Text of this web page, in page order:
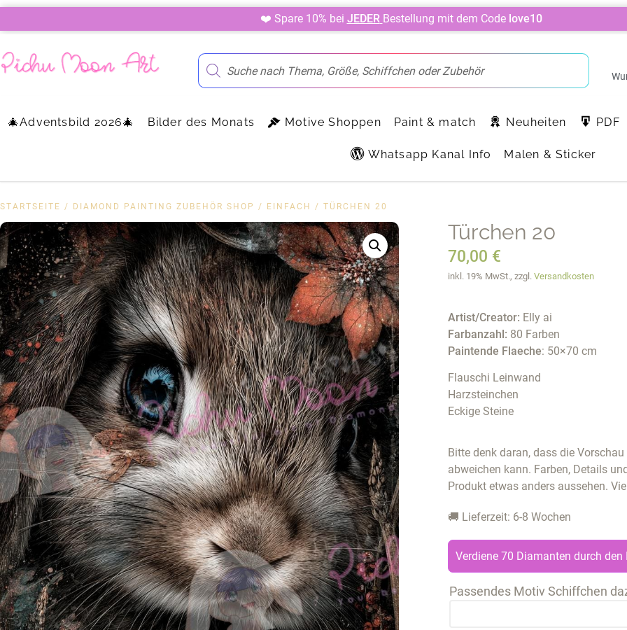
❤️ Spare 10% bei JEDER Bestellung mit dem Code love10
🎄Adventsbild 2026🎄 Bilder des Monats Motive Shoppen Paint & match Neuheiten PDF
Whatsapp Kanal Info Malen & Sticker
STARTSEITE / DIAMOND PAINTING ZUBEHÖR SHOP / EINFACH / TÜRCHEN 20
Türchen 20
70,00 €
inkl. 19% MwSt., zzgl. Versandkosten
Artist/Creator: Elly ai
Farbanzahl: 80 Farben
Paintende Flaeche: 50×70 cm
Flauschi Leinwand
Harzsteinchen
Eckige Steine
Bitte denk daran, dass die
abweichen kann. Farben, Details
Produkt etwas anders aussehen.
🚚 Lieferzeit: 6-8 Wochen
Verdiene 70 Diamanten durch
Passendes Motiv Schiffchen